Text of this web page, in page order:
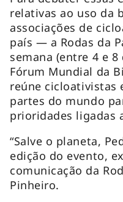
relativas ao uso da
associações de
país — a Rodas da
semana (entre 4 e
Fórum Mundial da
reúne cicloativistas
partes do mundo
prioridades ligadas
“Salve o planeta,
edição do evento,
comunicação da
Pinheiro.